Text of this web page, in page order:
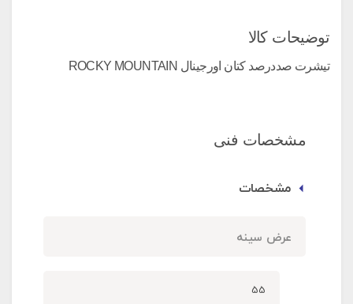
توضیحات کالا
تیشرت صددرصد کتان اورجینال ROCKY MOUNTAIN
مشخصات فنی
مشخصات
عرض سینه
55